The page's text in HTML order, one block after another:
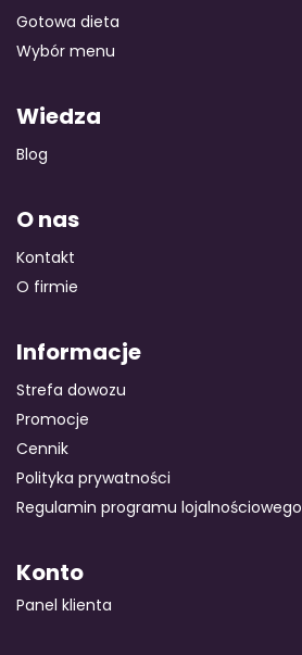
Gotowa dieta
Wybór menu
Wiedza
Blog
O nas
Kontakt
O firmie
Informacje
Strefa dowozu
Promocje
Cennik
Polityka prywatności
Regulamin programu lojalnościowego
Konto
Panel klienta